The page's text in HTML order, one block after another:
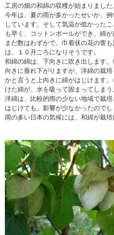
工房の畑の和綿の収穫が始まりました
今年は、夏の雨が多かったせいか、
しています。そして気温が低かった
も早く、コットンボールができ、綿
まだ数はわずかで、巾着状の花の蕾
は、１０月ごろになりそうです。
和綿の綿は、下向きに吹き出します
向きに垂れ下がりますが、洋綿の栽
かと言うと上向きに綿がはじけます
けた綿が、水を吸って固まってしまう
洋綿は、比較的雨の少ない地域で栽
はじけても、影響が少なかったのでし
雨の多い日本の気候には、和綿が栽培